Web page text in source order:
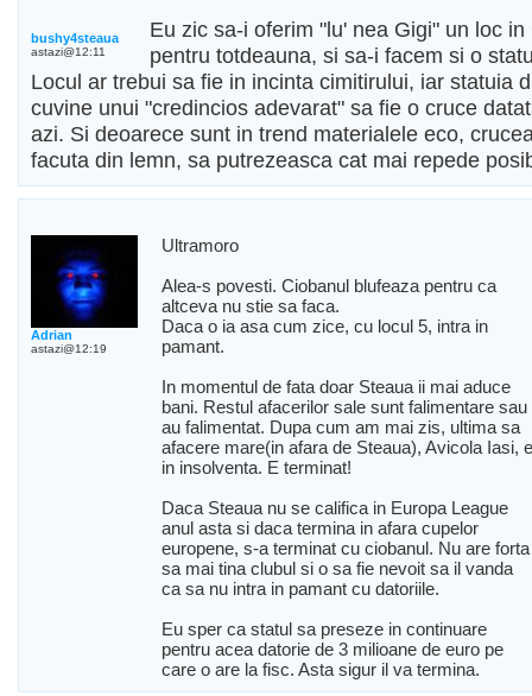
bushy4steaua
astazi@12:11
Eu zic sa-i oferim "lu' nea Gigi" un loc in
pentru totdeauna, si sa-i facem si o
Locul ar trebui sa fie in incinta cimitirului, iar statuia
cuvine unui "credincios adevarat" sa fie o cruce
azi. Si deoarece sunt in trend materialele eco,
facuta din lemn, sa putrezeasca cat mai repede
Adrian
astazi@12:19
Ultramoro
Alea-s povesti. Ciobanul blufeaza pentru ca
altceva nu stie sa faca.
Daca o ia asa cum zice, cu locul 5, intra in
pamant.
In momentul de fata doar Steaua ii mai aduce
bani. Restul afacerilor sale sunt falimentare sau
au falimentat. Dupa cum am mai zis, ultima sa
afacere mare(in afara de Steaua), Avicola Iasi, e
in insolventa. E terminat!
Daca Steaua nu se califica in Europa League
anul asta si daca termina in afara cupelor
europene, s-a terminat cu ciobanul. Nu are forta
sa mai tina clubul si o sa fie nevoit sa il vanda
ca sa nu intra in pamant cu datoriile.
Eu sper ca statul sa preseze in continuare
pentru acea datorie de 3 milioane de euro pe
care o are la fisc. Asta sigur il va termina.